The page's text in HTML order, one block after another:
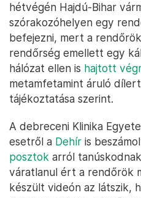
hétvégén Hajdú-Bihar
szórakozóhelyen egy
befejezni, mert a
rendőrség emellett egy
hálózat ellen is hajtott
metamfetamint áruló
tájékoztatása szerint.
A debreceni Klinika
esetről a Dehír is
posztok arról
váratlanul ért a rendőrök
készült videón az látszik,